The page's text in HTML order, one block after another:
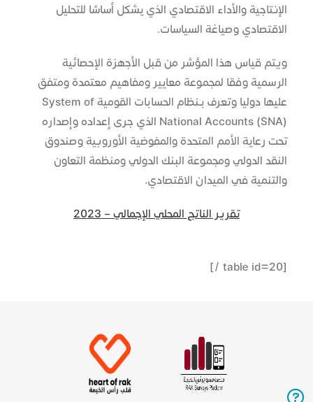
الإنتاجية والأداء الاقتصادي الذي يشكل أساسًا للتحليل
الاقتصادي وصياغة السياسات.
ويتم قياس هذا المؤشر من قبل الأجهزة الإحصائية
الرسمية وفقا لمجموعة معايير ومفاهيم معتمدة ومتفق
عليها دوليا وتعرف بـنظام الحسابات القومية System of
National Accounts (SNA) الذي جرى إعداده وإصداره
تحت رعاية الأمم المتحدة والمفوضية الأوروبية وصندوق
النقد الدولي ومجموعة البنك الدولي ومنظمة التعاون
والتنمية في الميدان الاقتصادي.​
تقرير الناتج المحلي الإجمالي – 2023
[table id=20 /]